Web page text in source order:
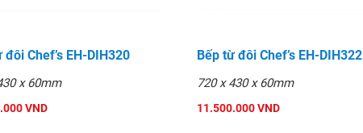
đôi Chef’s EH-DIH320
x 60mm
VND
Bếp từ đôi Chef’s EH-DIH322
720 x 430 x 60mm
11.500.000 VND